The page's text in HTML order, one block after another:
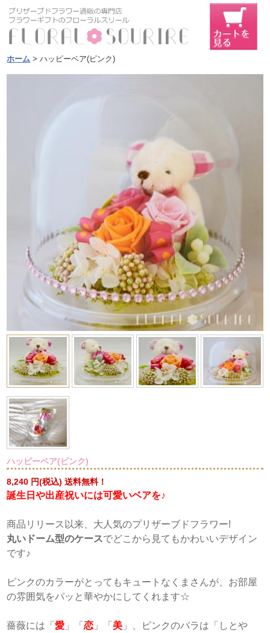
ホーム > ハッピーベア(ピンク)
ハッピーベア(ピンク)
8,240 円(税込) 送料無料！
誕生日や出産祝いには可愛いベアを♪
商品リリース以来、大人気のプリザーブドフラワー!
丸いドーム型のケースでどこから見てもかわいいデザイン
です♪
ピンクのカラーがとってもキュートなくまさんが、お部屋
の雰囲気をパッと華やかにしてくれます☆
薔薇には「愛 」「恋 」「 美 」、ピンクのバラは「しとや